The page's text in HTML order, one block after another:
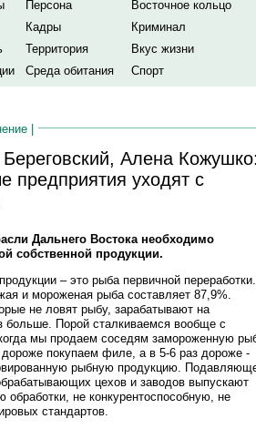
Персона
Восточное кольцо
Кадры
Криминал
Территория
Вкус жизни
Среда обитания Спорт
|
Алена Кожушко:
предприятия уходят с
Дальнего Востока необходимо
собственной продукции.
– это рыба первичной
и мороженая рыба составляет 87,9%.
не ловят рыбу, зарабатывают на
больше. Порой сталкиваемся вообще с
мы продаем соседям замороженную
дороже покупаем филе, а в 5-6 раз дороже -
рыбную продукцию.
цехов и заводов выпускают
обработки, не конкурентоспособную, не
стандартов.